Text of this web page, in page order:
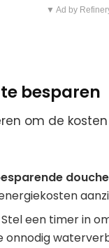
▼ Ad by
besparen
om de
Stel een timer in
onnodig